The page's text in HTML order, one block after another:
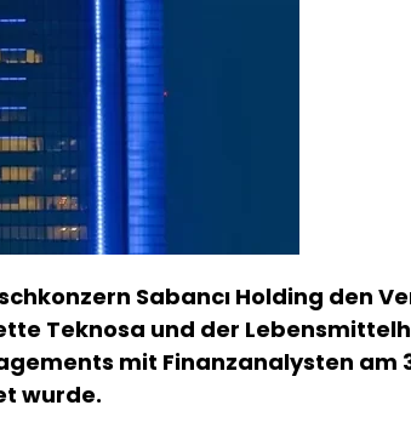
Sabancı Holding den
Teknosa und der
mit Finanzanalysten am
wurde.